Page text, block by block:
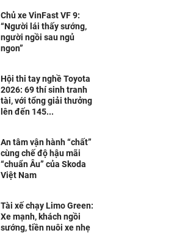
Chủ xe VinFast VF 9:
“Người lái thấy sướng,
người ngồi sau ngủ
ngon”
Hội thi tay nghề Toyota
2026: 69 thí sinh tranh
tài, với tổng giải thưởng
lên đến 145...
An tâm vận hành “chất”
cùng chế độ hậu mãi
“chuẩn Âu” của Skoda
Việt Nam
Tài xế chạy Limo Green:
Xe mạnh, khách ngồi
sướng, tiền nuôi xe nhẹ